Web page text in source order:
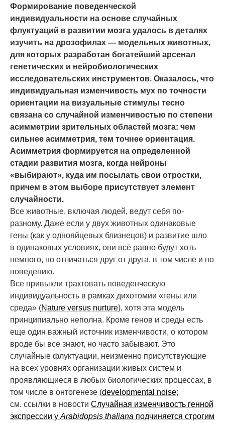
Формирование поведенческой
индивидуальности на основе случайных
флуктуаций в развитии мозга удалось в деталях
изучить на дрозофилах — модельных животных,
для которых разработан богатейший арсенал
генетических и нейробиологических
исследовательских инструментов. Оказалось, что
индивидуальная изменчивость мух по точности
ориентации на визуальные стимулы тесно
связана со случайной изменчивостью по степени
асимметрии зрительных областей мозга: чем
сильнее асимметрия, тем точнее ориентация.
Асимметрия формируется на определенной
стадии развития мозга, когда нейроны
«выбирают», куда им посылать свои отростки,
причем в этом выборе присутствует элемент
случайности.
Все животные, включая людей, ведут себя по-
разному. Даже если у двух животных одинаковые
гены (как у однояйцевых близнецов) и развитие шло
в одинаковых условиях, они всё равно будут хоть
немного, но отличаться друг от друга, в том числе и по
поведению.
Все привыкли трактовать поведенческую
индивидуальность в рамках дихотомии «гены или
среда» (Nature versus nurture), хотя эта модель
принципиально неполна. Кроме генов и среды есть
еще один важный источник изменчивости, о котором
вроде бы все знают, но часто забывают. Это
случайные флуктуации, неизменно присутствующие
на всех уровнях организации живых систем и
проявляющиеся в любых биологических процессах, в
том числе в онтогенезе (developmental noise;
см. ссылки в новости Случайная изменчивость генной
экспрессии у Arabidopsis thaliana подчиняется строгим